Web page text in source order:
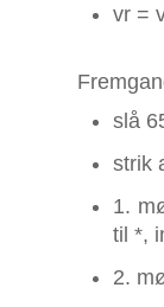
vr =
slå
strik
1.
til *,
2.